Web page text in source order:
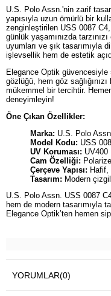
U.S. Polo Assn.'nin zarif
yapısıyla uzun ömürlü bir
zenginleştirilen USS 0087
günlük yaşamınızda
uyumları ve şık tasarımıyla
işlevsellik hem de estetik
Elegance Optik
gözlüğü, hem göz
mükemmel bir tercihtir.
deneyimleyin!
Öne Çıkan Özellikler:
Marka: U.S. Polo Assn.
Model Kodu: USS
UV Koruması: UV400
Cam Özelliği:
Çerçeve Yapısı: Hafif,
Tasarım: Modern
U.S. Polo Assn. USS 0087
hem de modern tasarımıyla
Elegance Optik’ten hemen
YORUMLAR(0)